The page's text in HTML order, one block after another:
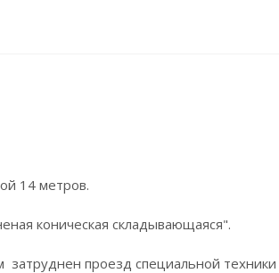
14 метров.
коническая складывающаяся".
проезд специальной